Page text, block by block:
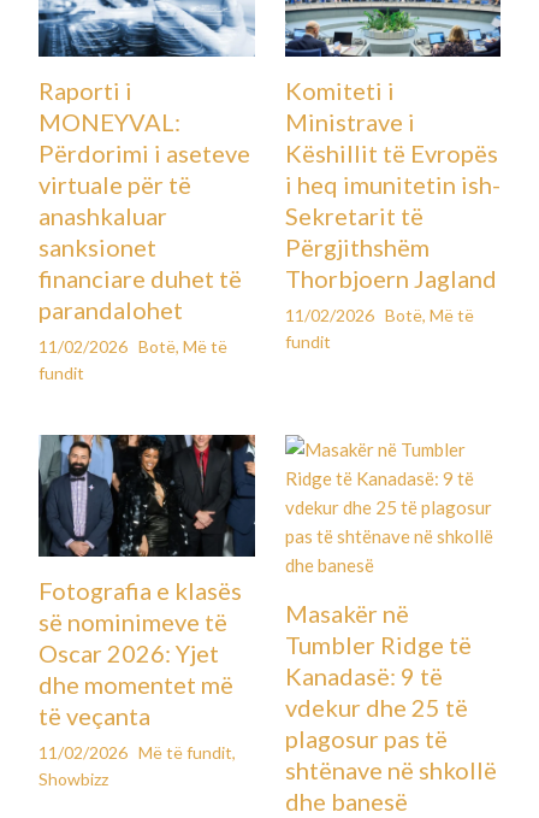
Raporti i
MONEYVAL:
Përdorimi i aseteve
virtuale për të
anashkaluar
sanksionet
financiare duhet të
parandalohet
11/02/2026 Botë,Më të
fundit
Komiteti i
Ministrave i
Këshillit të Evropës
i heq imunitetin ish-
Sekretarit të
Përgjithshëm
Thorbjoern Jagland
11/02/2026 Botë, Më të
fundit
Fotografia e klasës
së nominimeve të
Oscar 2026: Yjet
dhe momentet më
të veçanta
11/02/2026 Më të fundit,
Showbizz
Masakër në
Tumbler Ridge të
Kanadasë: 9 të
vdekur dhe 25 të
plagosur pas të
shtënave në shkollë
dhe banesë